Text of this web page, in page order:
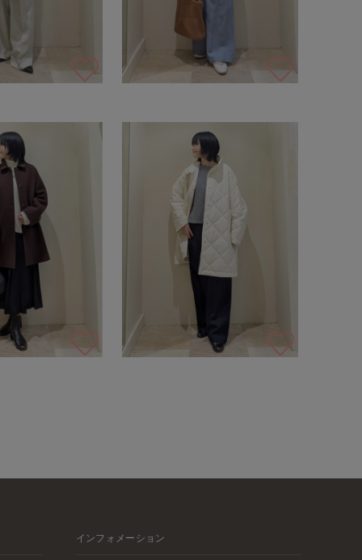
インフォメーション